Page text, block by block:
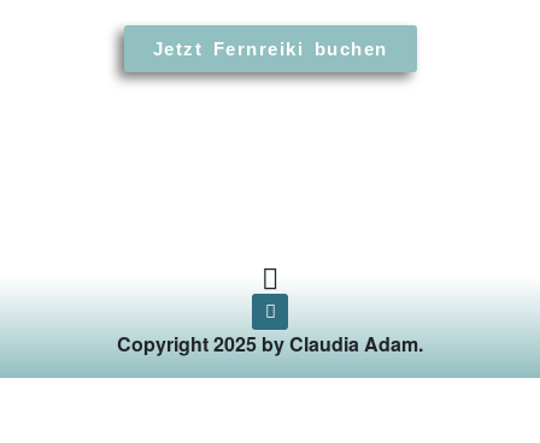
Jetzt Fernreiki buchen
Copyright 2025 by Claudia Adam.